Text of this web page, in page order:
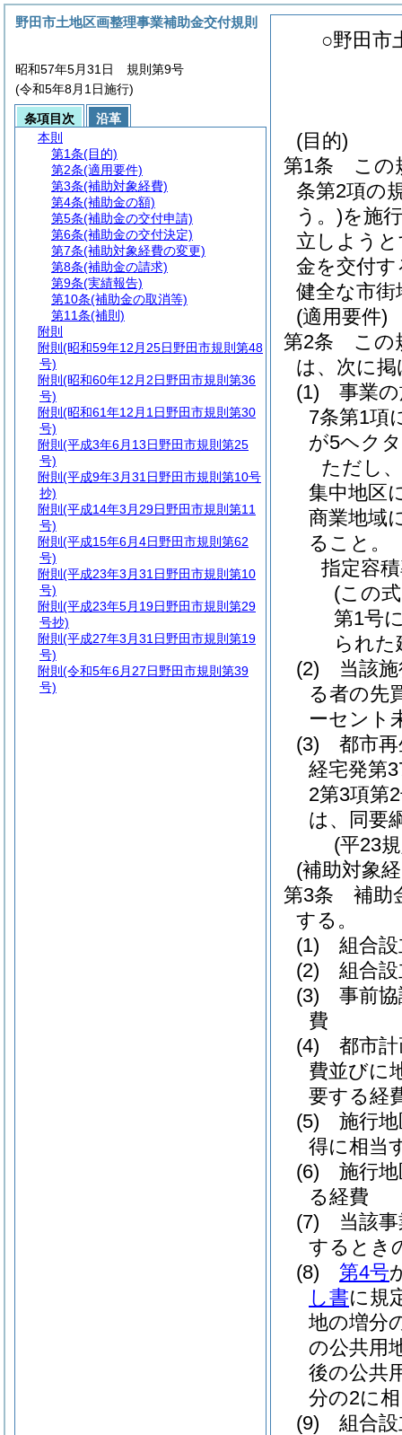
○野田市
(目的)
第1条
この
条第2項の
う。)を施
立しよう
金を交付
健全な市
(適用要件)
第2条
この
は、次に
(1)
事業
7条第1項
が5ヘク
ただし
集中地区
商業地域
ること。
指定容
(この
第1号
られ
(2)
当該
る者の先
ーセント
(3)
都市
経宅発第
2第3項第
は、同要
(平23
(補助対象
第3条
補助
する。
(1)
組合
(2)
組合
(3)
事前
費
(4)
都市
費並びに
要する経
(5)
施行
得に相当
(6)
施行
る経費
(7)
当該
するとき
(8)
第4号
し書に規
地の増分
の公共用
後の公共
分の2に
(9)
組合
野田市土地区画整理事業補助金交付規則
昭和57年5月31日 規則第9号
(令和5年8月1日施行)
条項目次
沿革
本則
第1条(目的)
第2条(適用要件)
第3条(補助対象経費)
第4条(補助金の額)
第5条(補助金の交付申請)
第6条(補助金の交付決定)
第7条(補助対象経費の変更)
第8条(補助金の請求)
第9条(実績報告)
第10条(補助金の取消等)
第11条(補則)
附則
附則 (昭和59年12月25日野田市規則第48
号)
附則 (昭和60年12月2日野田市規則第36
号)
附則 (昭和61年12月1日野田市規則第30
号)
附則 (平成3年6月13日野田市規則第25
号)
附則 (平成9年3月31日野田市規則第10号
抄)
附則 (平成14年3月29日野田市規則第11
号)
附則 (平成15年6月4日野田市規則第62
号)
附則 (平成23年3月31日野田市規則第10
号)
附則 (平成23年5月19日野田市規則第29
号抄)
附則 (平成27年3月31日野田市規則第19
号)
附則 (令和5年6月27日野田市規則第39
号)